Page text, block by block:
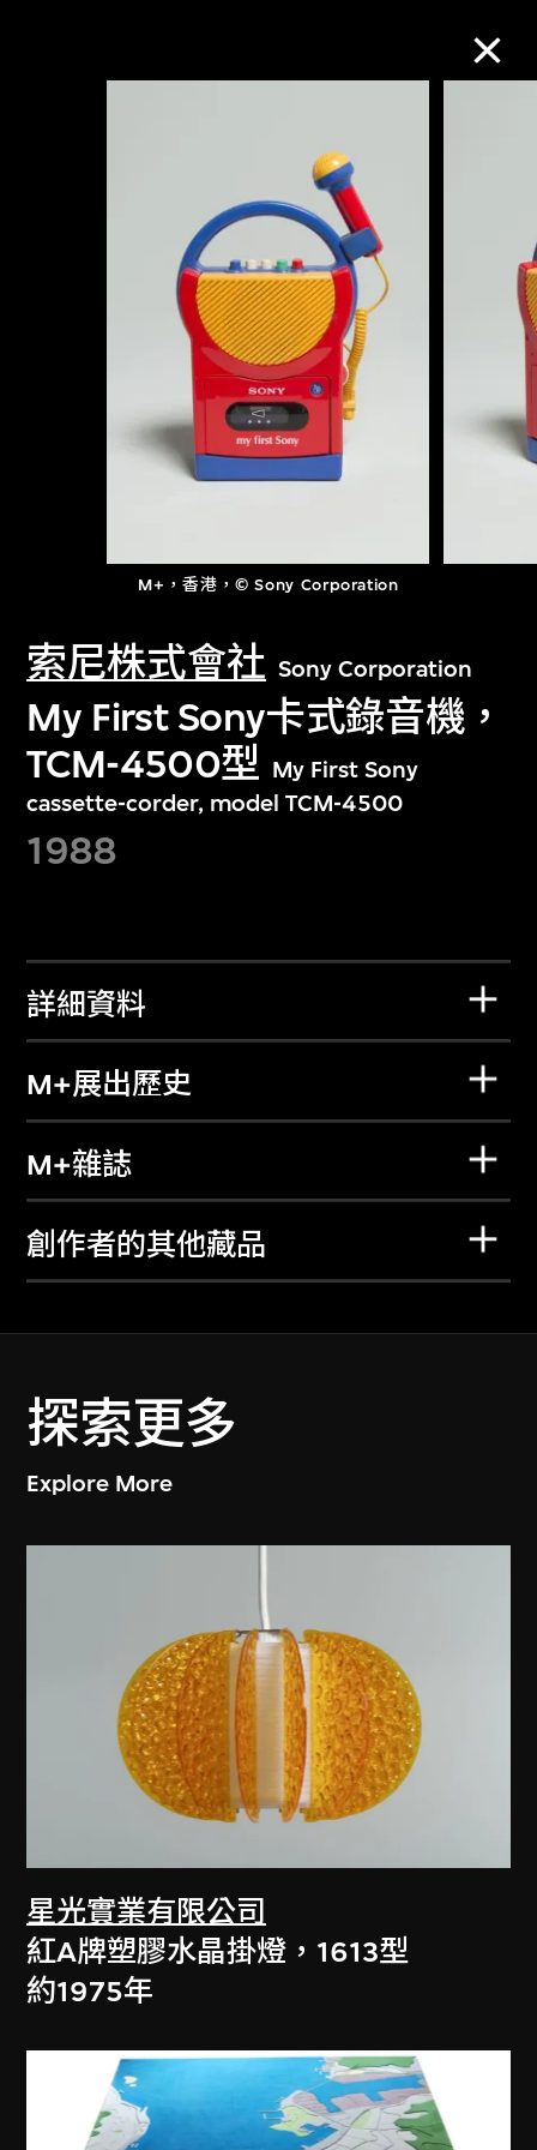
M+，香港，© Sony Corporation
索尼株式會社 Sony Corporation
My First Sony卡式錄音機，
TCM-4500型 My First Sony
cassette-corder, model TCM-4500
1988
詳細資料
M+展出歷史
M+雜誌
創作者的其他藏品
探索更多
Explore More
星光實業有限公司
紅A牌塑膠水晶掛燈，1613型
約1975年
進一步篩選
關於M+藏品
探索世界頂級的二十及二十一世紀視覺